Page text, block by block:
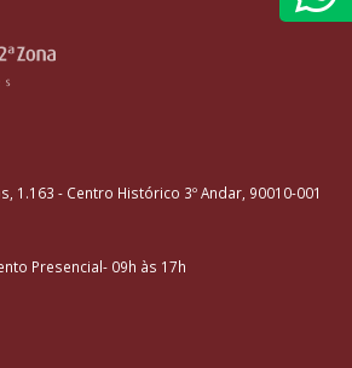
1.163 - Centro Histórico 3º Andar, 90010-001
Presencial- 09h às 17h